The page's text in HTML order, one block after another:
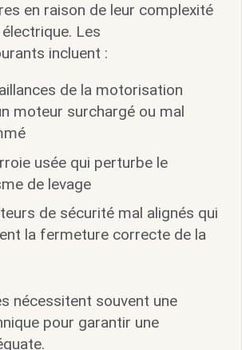
en raison de leur complexité
Les
incluent :
de la motorisation
moteur surchargé ou mal
usée qui perturbe le
de levage
de sécurité mal alignés qui
la fermeture correcte de la
nécessitent souvent une
pour garantir une